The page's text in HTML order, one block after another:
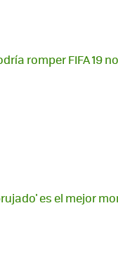
romper FIFA 19
es el mejor